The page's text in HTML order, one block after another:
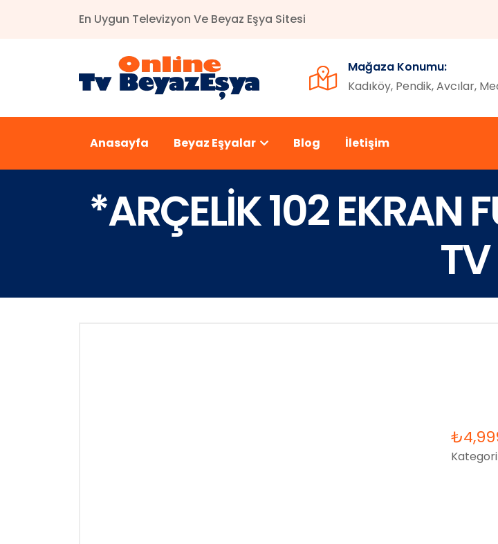
En Uygun Televizyon Ve Beyaz Eşya Sitesi
Mağaza Konumu:
Kadıköy, Pendik, Avcılar,
Anasayfa Beyaz Eşyalar Blog İletişim
*ARÇELİK 102 EKRAN
TV
₺